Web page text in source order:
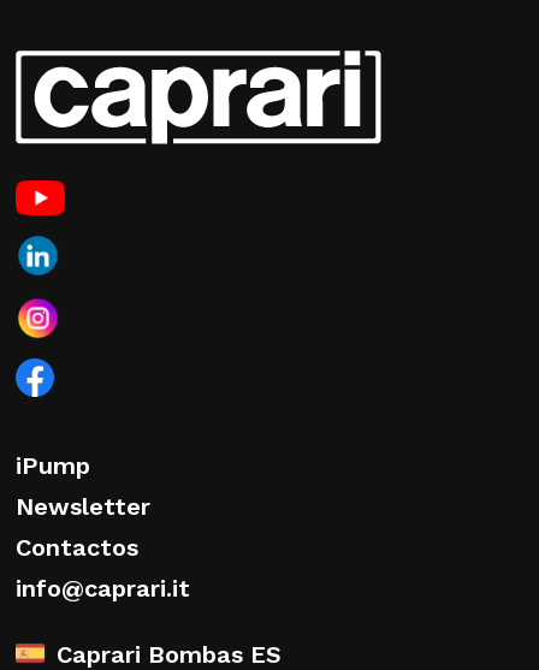
iPump
Newsletter
Contactos
info@caprari.it
Caprari Bombas ES